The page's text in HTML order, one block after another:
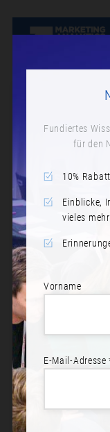
Fundiertes
für den
10%
Einblicke,
vieles mehr
Vorname
E-Mail-Adresse